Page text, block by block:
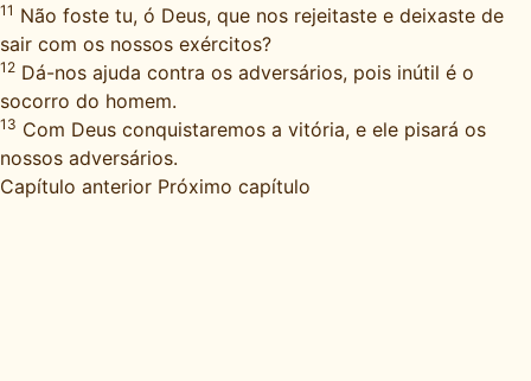
11 Não foste tu, ó Deus, que nos rejeitaste e deixaste de
sair com os nossos exércitos?
12 Dá-nos ajuda contra os adversários, pois inútil é o
socorro do homem.
13 Com Deus conquistaremos a vitória, e ele pisará os
nossos adversários.
Capítulo anterior Próximo capítulo